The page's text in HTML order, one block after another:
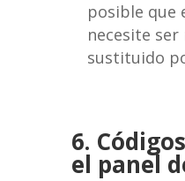
posible que
necesite ser
sustituido
6.
el panel